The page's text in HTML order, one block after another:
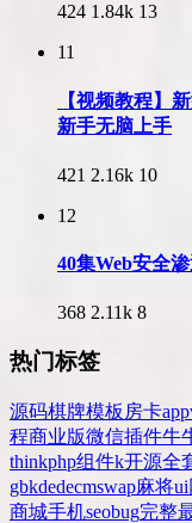
424 1.84k 13
11
【视频教程】
新手无脑上手
421 2.16k 10
12
40集Web安全
368 2.11k 8
热门标签
源码棋牌模板 房卡app
程商业版微信插件牛
thinkphp组件k开源全
gbkdedecmswap麻将ui
商城手机seobug完整